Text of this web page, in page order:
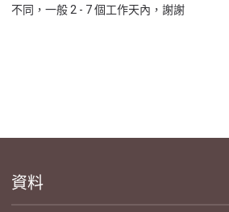
不同，一般 2 - 7 個工作天內，謝謝
資料